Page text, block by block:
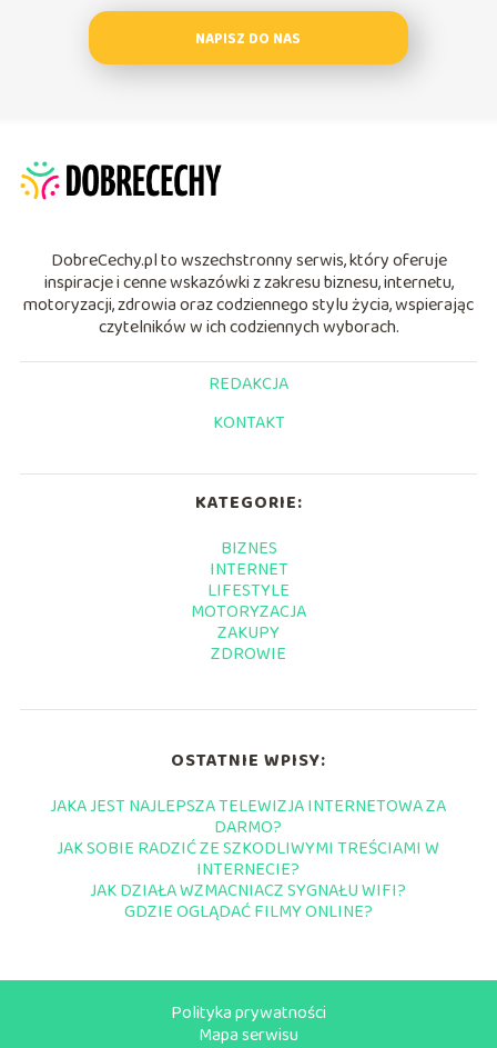
NAPISZ DO NAS
DobreCechy.pl to wszechstronny serwis, który oferuje
inspiracje i cenne wskazówki z zakresu biznesu, internetu,
motoryzacji, zdrowia oraz codziennego stylu życia, wspierając
czytelników w ich codziennych wyborach.
REDAKCJA
KONTAKT
KATEGORIE:
BIZNES
INTERNET
LIFESTYLE
MOTORYZACJA
ZAKUPY
ZDROWIE
OSTATNIE WPISY:
JAKA JEST NAJLEPSZA TELEWIZJA INTERNETOWA ZA
DARMO?
JAK SOBIE RADZIĆ ZE SZKODLIWYMI TREŚCIAMI W
INTERNECIE?
JAK DZIAŁA WZMACNIACZ SYGNAŁU WIFI?
GDZIE OGLĄDAĆ FILMY ONLINE?
Polityka prywatności
Mapa serwisu